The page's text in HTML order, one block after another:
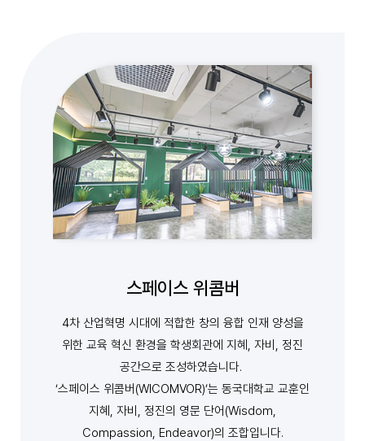
스페이스 위콤버
4차 산업혁명 시대에 적합한 창의 융합 인재 양성을
위한 교육 혁신 환경을 학생회관에 지혜, 자비, 정진
공간으로 조성하였습니다.
‘스페이스 위콤버(WICOMVOR)’는 동국대학교 교훈인
지혜, 자비, 정진의 영문 단어(Wisdom,
Compassion, Endeavor)의 조합입니다.